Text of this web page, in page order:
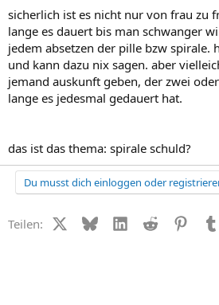
sicherlich ist es nicht nur von frau zu
lange es dauert bis man schwanger
jedem absetzen der pille bzw spirale.
und kann dazu nix sagen. aber
jemand auskunft geben, der zwei
lange es jedesmal gedauert hat.
das ist das thema: spirale schuld?
Du musst dich einloggen oder
Teilen: X (Twitter)
BlueskyLinkedIn
Reddit